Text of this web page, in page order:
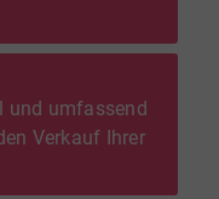
und umfassend
Verkauf Ihrer